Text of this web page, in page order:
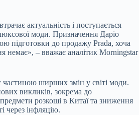
актуальність і поступається
моди. Призначення Даріо
підготовки до продажу Prada, хоча
немає», – вважає аналітик Morningstar
частиною ширших змін у світі моди.
викликів, зокрема до
розкоші в Китаї та зниження
через інфляцію.